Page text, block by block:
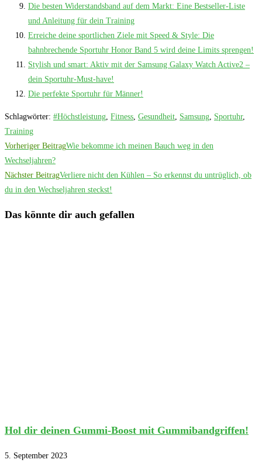
Die besten Widerstandsband auf dem Markt: Eine Bestseller-Liste
und Anleitung für dein Training
Erreiche deine sportlichen Ziele mit Speed & Style: Die
bahnbrechende Sportuhr Honor Band 5 wird deine Limits sprengen!
Stylish und smart: Aktiv mit der Samsung Galaxy Watch Active2 –
dein Sportuhr-Must-have!
Die perfekte Sportuhr für Männer!
Schlagwörter: #Höchstleistung Fitness Gesundheit Samsung Sportuhr,
Training
Weitere
Artikel
ansehen
Vorheriger BeitragWie bekomme ich meinen Bauch weg in den
Wechseljahren?
Nächster BeitragVerliere nicht den Kühlen – So erkennst du untrüglich, ob
du in den Wechseljahren steckst!
Das könnte dir auch gefallen
Hol dir deinen Gummi-Boost mit Gummibandgriffen!
5. September 2023